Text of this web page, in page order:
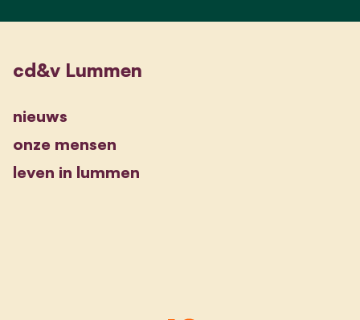
cd&v Lummen
nieuws
onze mensen
leven in lummen